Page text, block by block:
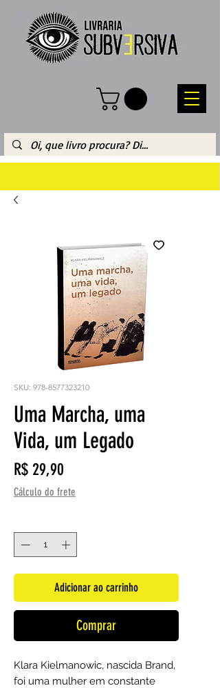
SKU: 978-8577323210
Uma Marcha, uma
Vida, um Legado
R$ 29,90
Cálculo do frete
Adicionar ao carrinho
Comprar
Klara Kielmanowic, nascida Brand,
foi uma mulher em constante